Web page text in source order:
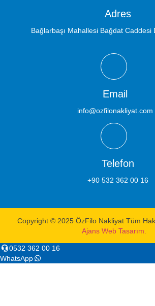
Adres
Bağlarbaşı Mahallesi Bağdat Caddesi
Email
info@ozfilonakliyat.com
Telefon
+90 532 362 00 16
Copyright © 2025 ÖzFilo Nakliyat Tüm
Ajans Web Tasarım.
0532 362 00 16
WhatsApp